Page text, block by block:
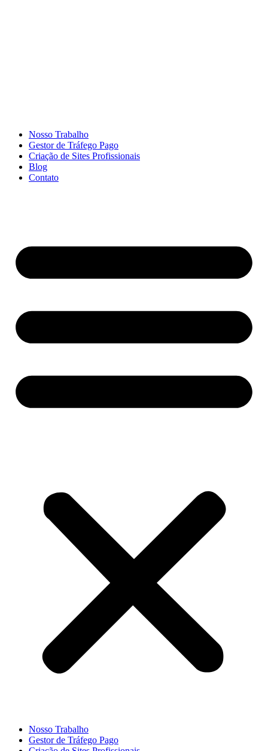
Nosso Trabalho
Gestor de Tráfego Pago
Criação de Sites Profissionais
Blog
Contato
Nosso Trabalho
Gestor de Tráfego Pago